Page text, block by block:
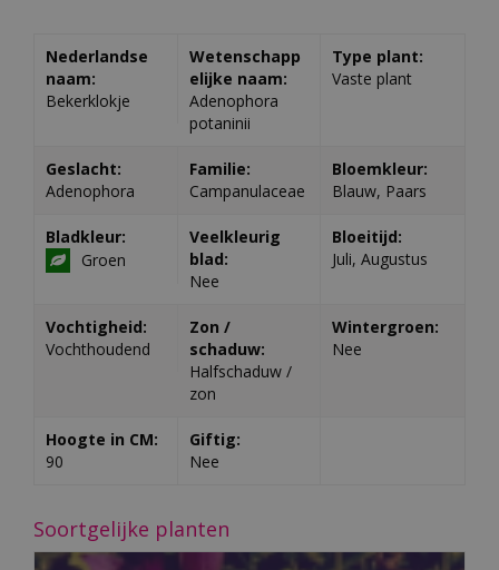
Nederlandse
naam:
Bekerklokje
Wetenschapp
elijke naam:
Adenophora
potaninii
Type plant:
Vaste plant
Geslacht:
Adenophora
Familie:
Campanulaceae
Bloemkleur:
Blauw, Paars
Bladkleur:
Groen
Veelkleurig
blad:
Nee
Bloeitijd:
Juli, Augustus
Vochtigheid:
Vochthoudend
Zon /
schaduw:
Halfschaduw /
zon
Wintergroen:
Nee
Hoogte in CM:
90
Giftig:
Nee
Soortgelijke planten